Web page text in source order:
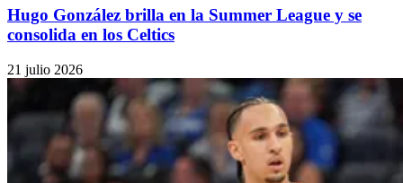
Hugo González brilla en la Summer League y se
consolida en los Celtics
21 julio 2026